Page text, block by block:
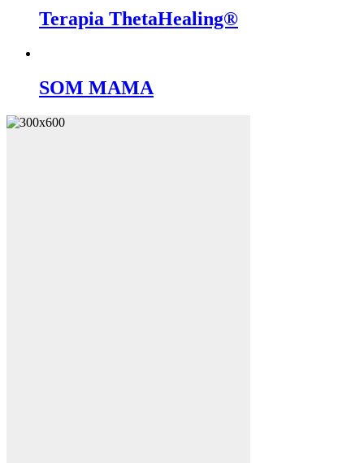
Terapia ThetaHealing®
SOM MAMA